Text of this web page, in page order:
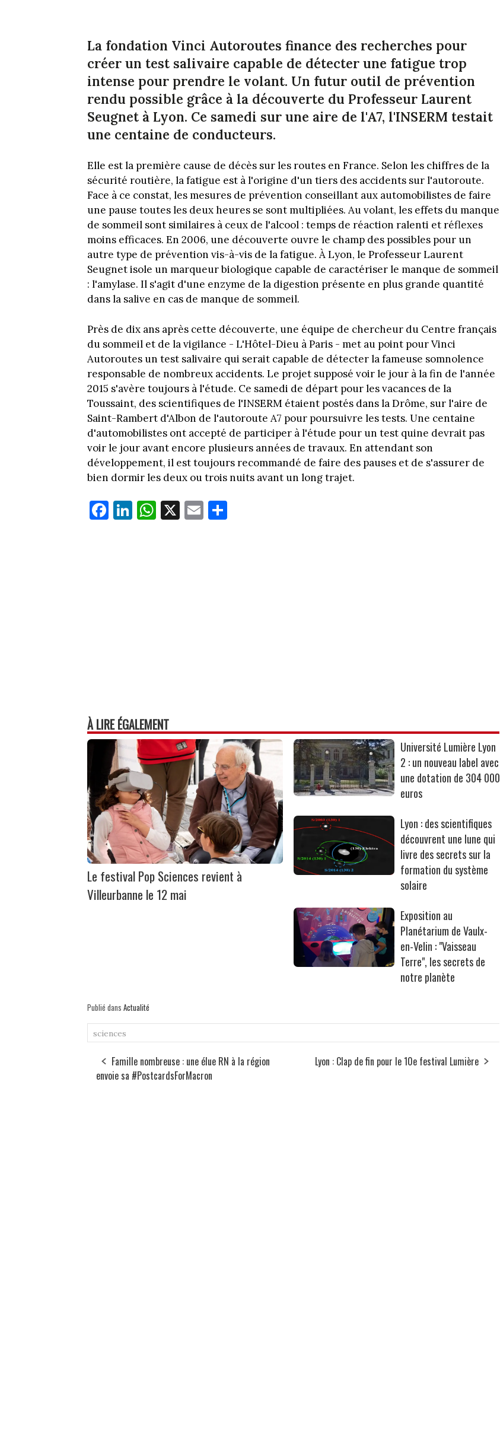
La fondation Vinci Autoroutes finance des recherches pour
créer un test salivaire capable de détecter une fatigue trop
intense pour prendre le volant. Un futur outil de prévention
rendu possible grâce à la découverte du Professeur Laurent
Seugnet à Lyon. Ce samedi sur une aire de l'A7, l'INSERM testait
une centaine de conducteurs.
Elle est la première cause de décès sur les routes en France. Selon les chiffres de la
sécurité routière, la fatigue est à l'origine d'un tiers des accidents sur l'autoroute.
Face à ce constat, les mesures de prévention conseillant aux automobilistes de faire
une pause toutes les deux heures se sont multipliées. Au volant, les effets du manque
de sommeil sont similaires à ceux de l'alcool : temps de réaction ralenti et réflexes
moins efficaces. En 2006, une découverte ouvre le champ des possibles pour un
autre type de prévention vis-à-vis de la fatigue. À Lyon, le Professeur Laurent
Seugnet isole un marqueur biologique capable de caractériser le manque de sommeil
: l'amylase. Il s'agit d'une enzyme de la digestion présente en plus grande quantité
dans la salive en cas de manque de sommeil.
Près de dix ans après cette découverte, une équipe de chercheur du Centre français
du sommeil et de la vigilance - L'Hôtel-Dieu à Paris - met au point pour Vinci
Autoroutes un test salivaire qui serait capable de détecter la fameuse somnolence
responsable de nombreux accidents. Le projet supposé voir le jour à la fin de l'année
2015 s'avère toujours à l'étude. Ce samedi de départ pour les vacances de la
Toussaint, des scientifiques de l'INSERM étaient postés dans la Drôme, sur l'aire de
Saint-Rambert d'Albon de l'autoroute A7 pour poursuivre les tests. Une centaine
d'automobilistes ont accepté de participer à l'étude pour un test quine devrait pas
voir le jour avant encore plusieurs années de travaux. En attendant son
développement, il est toujours recommandé de faire des pauses et de s'assurer de
bien dormir les deux ou trois nuits avant un long trajet.
Fa
ce
Li
nk
W
ha
X E
m
À LIRE ÉGALEMENT
Le festival Pop Sciences revient à
Villeurbanne le 12 mai
Université Lumière Lyon
2 : un nouveau label avec
une dotation de 304 000
euros
Lyon : des scientifiques
découvrent une lune qui
livre des secrets sur la
formation du système
solaire
Exposition au
Planétarium de Vaulx-
en-Velin : "Vaisseau
Terre", les secrets de
notre planète
Publié dans Actualité
sciences
Famille nombreuse : une élue RN à la région
envoie sa #PostcardsForMacron
Lyon : Clap de fin pour le 10e festival Lumière